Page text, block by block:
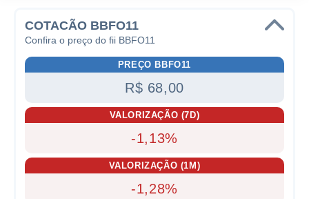
COTACÃO BBFO11
Confira o preço do fii BBFO11
PREÇO BBFO11
R$ 68,00
VALORIZAÇÃO (7D)
-1,13%
VALORIZAÇÃO (1M)
-1,28%